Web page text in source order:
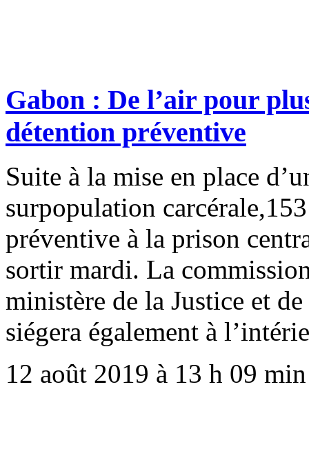
Gabon : De l’air pour
détention préventive
Suite à la mise en place
surpopulation
préventive à la prison
sortir mardi. La
ministère de la Justice et
siégera également à
12 août 2019 à 13 h 09 min